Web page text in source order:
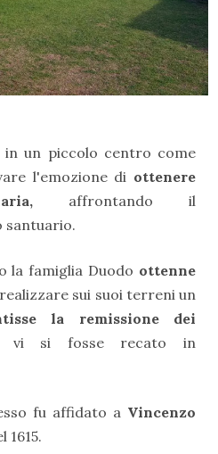
un piccolo centro come
l'emozione di ottenere
affrontando il
santuario.
la famiglia Duodo ottenne
sui suoi terreni un
la remissione dei
vi si fosse recato in
fu affidato a Vincenzo
1615.